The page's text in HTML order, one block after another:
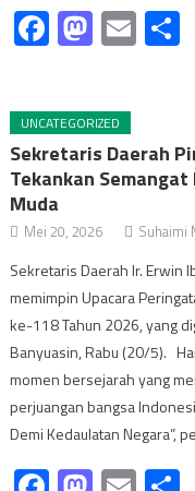
Facebook
Email
UNCATEGORIZED
Sekretaris Daerah
Tekankan
Muda
Mei 20, 2026 Suhaimi
Sekretaris Daerah Ir. Erwin
memimpin Upacara
ke-118 Tahun 2026, yang
Banyuasin, Rabu (20/5).
momen bersejarah yang
perjuangan bangsa
Demi Kedaulatan Negara”,